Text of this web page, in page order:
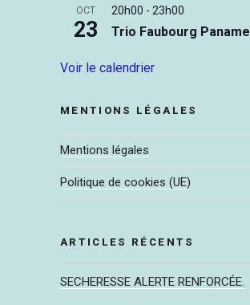
OCT
23
20h00 - 23h00
Trio Faubourg Paname
Voir le calendrier
MENTIONS LÉGALES
Mentions légales
Politique de cookies (UE)
ARTICLES RÉCENTS
SECHERESSE ALERTE RENFORCÉE.